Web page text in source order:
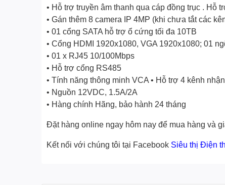
• Hỗ trợ truyền âm thanh qua cáp đồng trục . Hỗ
• Gán thêm 8 camera IP 4MP (khi chưa tắt các
• 01 cổng SATA hỗ trợ ổ cứng tối đa 10TB
• Cổng HDMI 1920x1080, VGA 1920x1080; 01
• 01 x RJ45 10/100Mbps
• Hỗ trợ cổng RS485
• Tính năng thông minh VCA • Hỗ trợ 4 kênh
• Nguồn 12VDC, 1.5A/2A
• Hàng chính Hãng, bảo hành 24 tháng
Đặt hàng online ngay hôm nay để mua hàng và
Kết nối với chúng tôi tại Facebook Siêu thị Điện